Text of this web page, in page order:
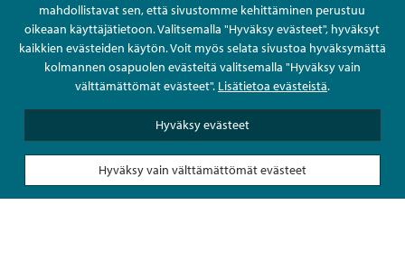
mahdollistavat sen, että sivustomme kehittäminen perustuu
oikeaan käyttäjätietoon. Valitsemalla "Hyväksy evästeet", hyväksyt
kaikkien evästeiden käytön. Voit myös selata sivustoa hyväksymättä
kolmannen osapuolen evästeitä valitsemalla "Hyväksy vain
välttämättömät evästeet". Lisätietoa evästeistä.
Hyväksy evästeet
Hyväksy vain välttämättömät evästeet
Kysy tai asioi
Yhteystiedot